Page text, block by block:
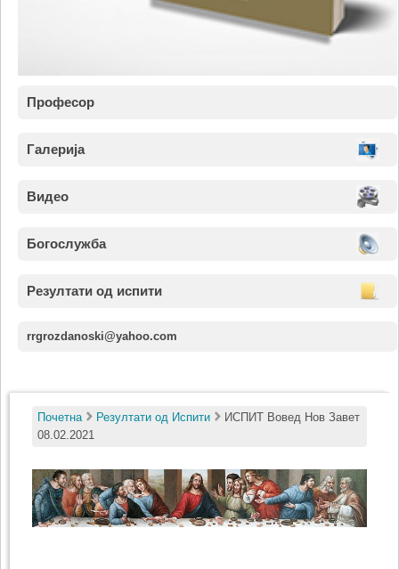
Професор
Галерија
Видео
Богослужба
Резултати од испити
rrgrozdanoski@yahoo.com
Почетна Резултати од Испити
ИСПИТ Вовед Нов Завет
08.02.2021